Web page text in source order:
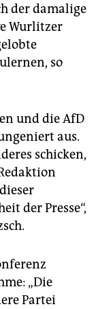
der damalige
Wurlitzer
so
und die AfD
aus.
schicken,
der Presse“,
„Die
Partei